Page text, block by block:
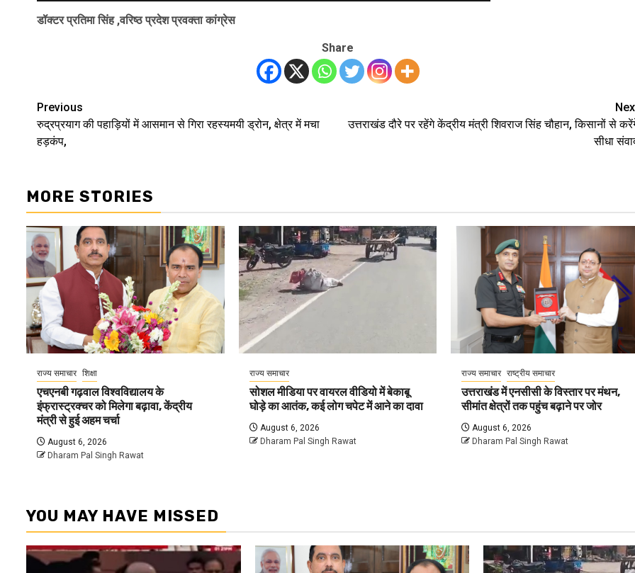
डॉक्टर प्रतिमा सिंह ,वरिष्ठ प्रदेश प्रवक्ता कांग्रेस
Share
Post
navigation
Previous
रुद्रप्रयाग की पहाड़ियों में आसमान से गिरा रहस्यमयी ड्रोन, क्षेत्र में मचा
हड़कंप,
उत्तराखंड दौरे पर रहेंगे केंद्रीय मंत्री शिवराज सिंह चौहान, किसानों से
सीधा
MORE STORIES
राज्य समाचार शिक्षा
एचएनबी गढ़वाल विश्वविद्यालय के
इंफ्रास्ट्रक्चर को मिलेगा बढ़ावा, केंद्रीय
मंत्री से हुई अहम चर्चा
August 6, 2026
Dharam Pal Singh Rawat
राज्य समाचार
सोशल मीडिया पर वायरल वीडियो में बेकाबू
घोड़े का आतंक, कई लोग चपेट में आने का दावा
August 6, 2026
Dharam Pal Singh Rawat
राज्य समाचार राष्ट्रीय समाचार
उत्तराखंड में एनसीसी के विस्तार पर मंथन,
सीमांत क्षेत्रों तक पहुंच बढ़ाने पर जोर
August 6, 2026
Dharam Pal Singh Rawat
YOU MAY HAVE MISSED